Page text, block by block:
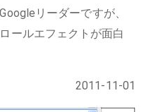
リーダーですが、
ールエフェクトが面白
2011-11-01